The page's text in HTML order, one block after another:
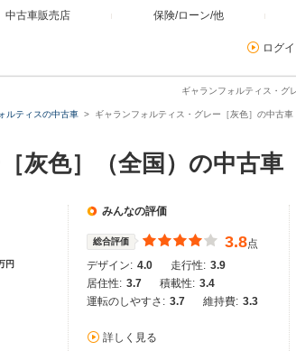
中古車販売店 保険/ローン/他
ログ
ギャランフォルティス・グ
ルティスの中古車 ギャランフォルティス・グレー［灰色］の中古車
灰色］（全国）の中古車
円
みんなの評価
総合評価 3.8点
デザイン: 4.0 走行性: 3.9
居住性: 3.7 積載性: 3.4
運転のしやすさ: 3.7 維持費: 3.3
詳しく見る